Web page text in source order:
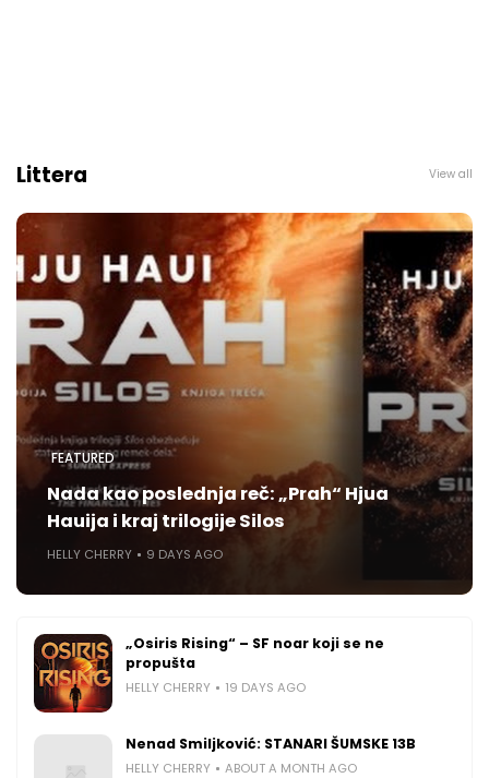
Littera View all
FEATURED
Nada kao poslednja reč: „Prah“ Hjua
Hauija i kraj trilogije Silos
HELLY CHERRY 9 DAYS AGO
„Osiris Rising“ – SF noar koji se ne
propušta
HELLY CHERRY 19 DAYS AGO
Nenad Smiljković: STANARI ŠUMSKE 13B
HELLY CHERRY ABOUT A MONTH AGO